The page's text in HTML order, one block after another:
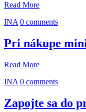
Read More
INA 0 comments
Pri nákupe
Read More
INA 0 comments
Zapojte sa do